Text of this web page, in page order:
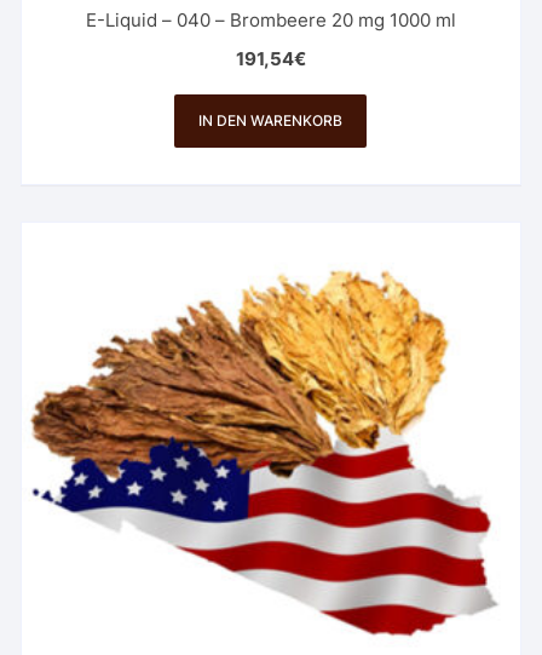
E-Liquid – 040 – Brombeere 20 mg 1000 ml
191,54€
IN DEN WARENKORB